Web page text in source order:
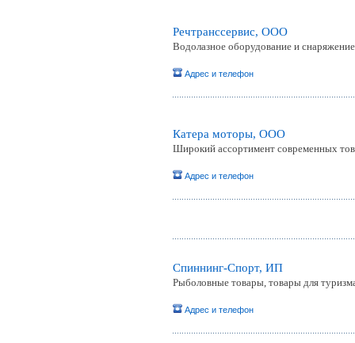
Речтрансcервис, ООО
Водолазное оборудование и снаряжение
Адрес и телефон
Катера моторы, ООО
Широкий ассортимент современных
Адрес и телефон
Спиннинг-Спорт, ИП
Рыболовные товары, товары для
Адрес и телефон